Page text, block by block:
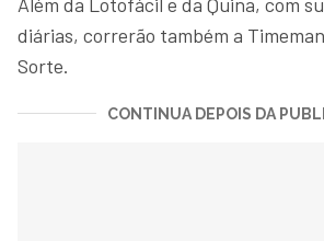
diárias, correrão também a
Sorte.
CONTINUA DEPOIS DA